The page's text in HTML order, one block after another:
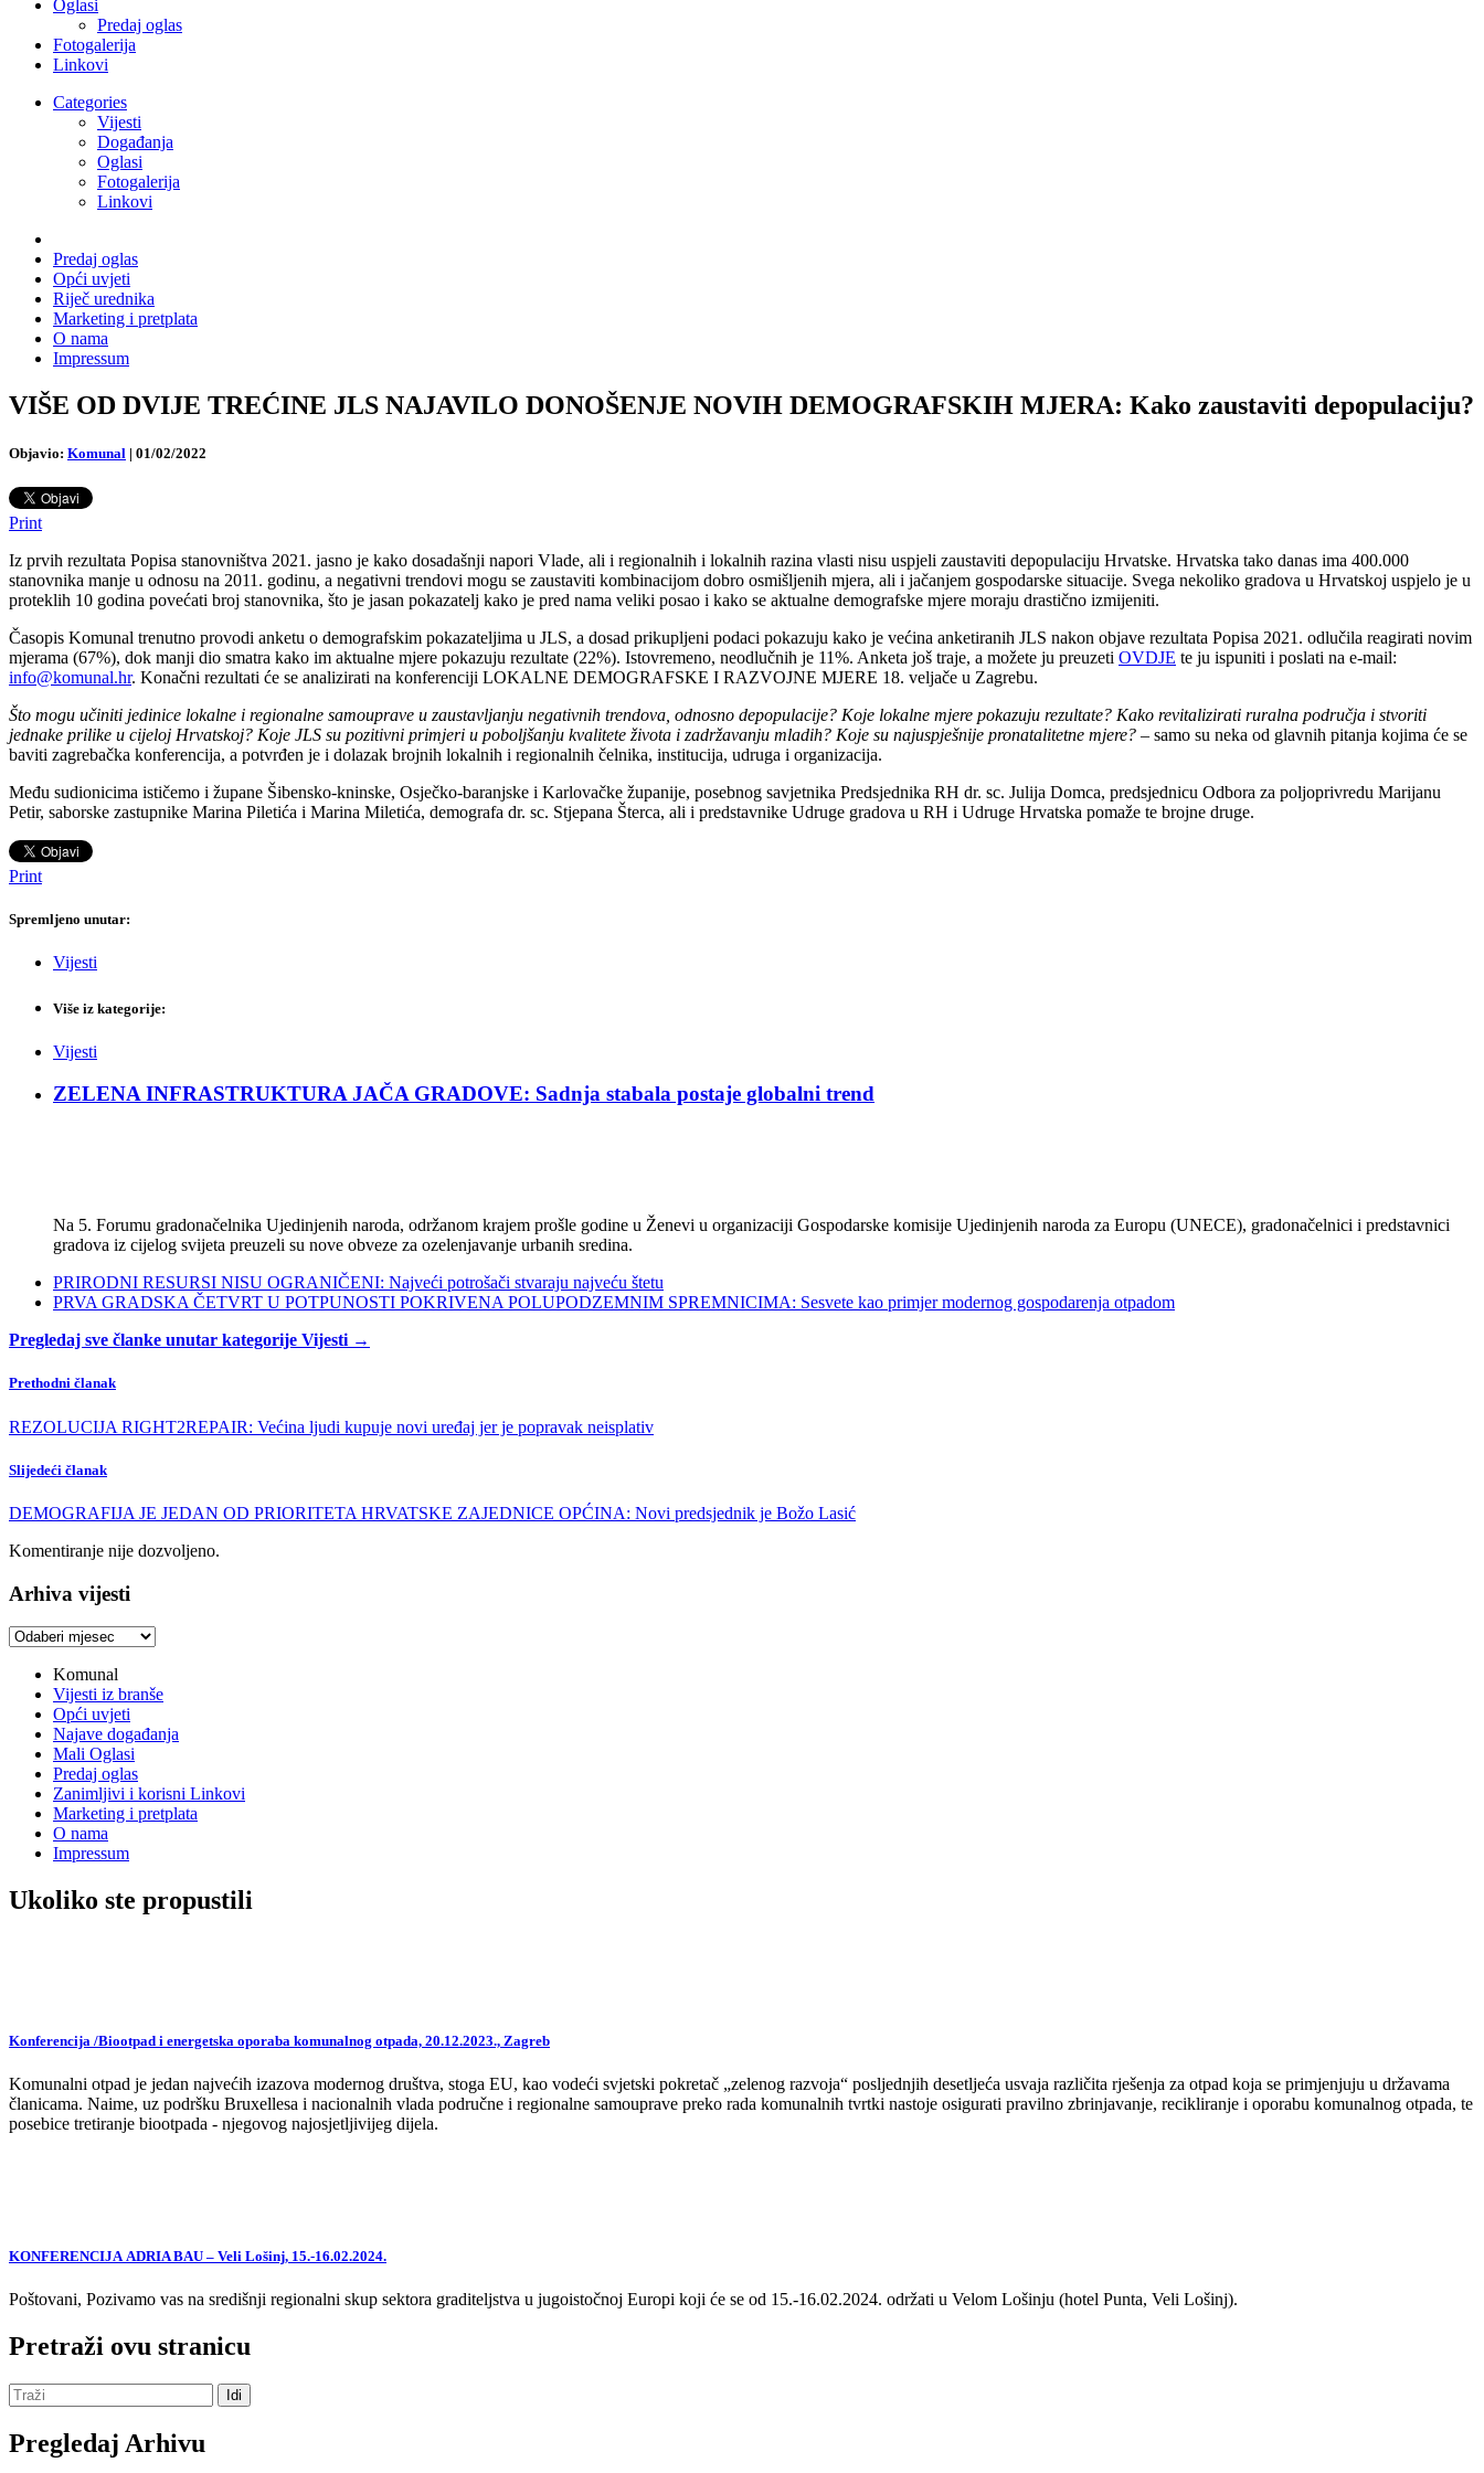
Oglasi
Predaj oglas
Fotogalerija
Linkovi
Categories
Vijesti
Događanja
Oglasi
Fotogalerija
Linkovi
Predaj oglas
Opći uvjeti
Riječ urednika
Marketing i pretplata
O nama
Impressum
VIŠE OD DVIJE TREĆINE JLS NAJAVILO DONOŠENJE NOVIH DEMOGRAFSKIH MJERA: Kako zaustaviti depopulaciju?
Objavio: Komunal | 01/02/2022
Print
Iz prvih rezultata Popisa stanovništva 2021. jasno je kako dosadašnji napori Vlade, ali i regionalnih i lokalnih razina vlasti nisu uspjeli zaustaviti depopulaciju Hrvatske. Hrvatska tako danas ima 400.000
stanovnika manje u odnosu na 2011. godinu, a negativni trendovi mogu se zaustaviti kombinacijom dobro osmišljenih mjera, ali i jačanjem gospodarske situacije. Svega nekoliko gradova u Hrvatskoj uspjelo je u
proteklih 10 godina povećati broj stanovnika, što je jasan pokazatelj kako je pred nama veliki posao i kako se aktualne demografske mjere moraju drastično izmijeniti.
Časopis Komunal trenutno provodi anketu o demografskim pokazateljima u JLS, a dosad prikupljeni podaci pokazuju kako je većina anketiranih JLS nakon objave rezultata Popisa 2021. odlučila reagirati novim
mjerama (67%), dok manji dio smatra kako im aktualne mjere pokazuju rezultate (22%). Istovremeno, neodlučnih je 11%. Anketa još traje, a možete ju preuzeti OVDJE te ju ispuniti i poslati na e-mail:
info@komunal.hr. Konačni rezultati će se analizirati na konferenciji LOKALNE DEMOGRAFSKE I RAZVOJNE MJERE 18. veljače u Zagrebu.
Što mogu učiniti jedinice lokalne i regionalne samouprave u zaustavljanju negativnih trendova, odnosno depopulacije? Koje lokalne mjere pokazuju rezultate? Kako revitalizirati ruralna područja i stvoriti
jednake prilike u cijeloj Hrvatskoj? Koje JLS su pozitivni primjeri u poboljšanju kvalitete života i zadržavanju mladih? Koje su najuspješnije pronatalitetne mjere? – samo su neka od glavnih pitanja kojima će se
baviti zagrebačka konferencija, a potvrđen je i dolazak brojnih lokalnih i regionalnih čelnika, institucija, udruga i organizacija.
Među sudionicima ističemo i župane Šibensko-kninske, Osječko-baranjske i Karlovačke županije, posebnog savjetnika Predsjednika RH dr. sc. Julija Domca, predsjednicu Odbora za poljoprivredu Marijanu
Petir, saborske zastupnike Marina Piletića i Marina Miletića, demografa dr. sc. Stjepana Šterca, ali i predstavnike Udruge gradova u RH i Udruge Hrvatska pomaže te brojne druge.
Print
Spremljeno unutar:
Vijesti
Više iz kategorije:
Vijesti
ZELENA INFRASTRUKTURA JAČA GRADOVE: Sadnja stabala postaje globalni trend
Na 5. Forumu gradonačelnika Ujedinjenih naroda, održanom krajem prošle godine u Ženevi u organizaciji Gospodarske komisije Ujedinjenih naroda za Europu (UNECE), gradonačelnici i predstavnici
gradova iz cijelog svijeta preuzeli su nove obveze za ozelenjavanje urbanih sredina.
PRIRODNI RESURSI NISU OGRANIČENI: Najveći potrošači stvaraju najveću štetu
PRVA GRADSKA ČETVRT U POTPUNOSTI POKRIVENA POLUPODZEMNIM SPREMNICIMA: Sesvete kao primjer modernog gospodarenja otpadom
Pregledaj sve članke unutar kategorije Vijesti →
Prethodni članak
REZOLUCIJA RIGHT2REPAIR: Većina ljudi kupuje novi uređaj jer je popravak neisplativ
Slijedeći članak
DEMOGRAFIJA JE JEDAN OD PRIORITETA HRVATSKE ZAJEDNICE OPĆINA: Novi predsjednik je Božo Lasić
Komentiranje nije dozvoljeno.
Arhiva vijesti
Arhiva
Komunal
Vijesti iz branše
Opći uvjeti
Najave događanja
Mali Oglasi
Predaj oglas
Zanimljivi i korisni Linkovi
Marketing i pretplata
O nama
Impressum
Ukoliko ste propustili
Konferencija /Biootpad i energetska oporaba komunalnog otpada, 20.12.2023., Zagreb
Komunalni otpad je jedan najvećih izazova modernog društva, stoga EU, kao vodeći svjetski pokretač „zelenog razvoja“ posljednjih desetljeća usvaja različita rješenja za otpad koja se primjenjuju u državama
članicama. Naime, uz podršku Bruxellesa i nacionalnih vlada područne i regionalne samouprave preko rada komunalnih tvrtki nastoje osigurati pravilno zbrinjavanje, recikliranje i oporabu komunalnog otpada, te
posebice tretiranje biootpada - njegovog najosjetljivijeg dijela.
KONFERENCIJA ADRIA BAU – Veli Lošinj, 15.-16.02.2024.
Poštovani, Pozivamo vas na središnji regionalni skup sektora graditeljstva u jugoistočnoj Europi koji će se od 15.-16.02.2024. održati u Velom Lošinju (hotel Punta, Veli Lošinj).
Pretraži ovu stranicu
Pregledaj Arhivu